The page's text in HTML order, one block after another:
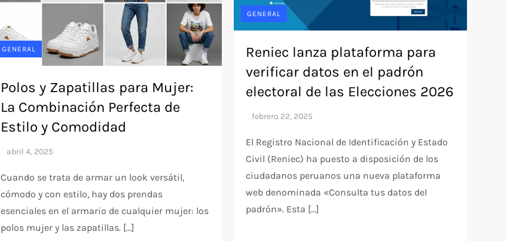
GENERAL
Polos y Zapatillas para Mujer:
La Combinación Perfecta de
Estilo y Comodidad
Cuando se trata de armar un look versátil,
cómodo y con estilo, hay dos prendas
esenciales en el armario de cualquier mujer: los
polos mujer y las zapatillas. […]
GENERAL
Reniec lanza plataforma para
verificar datos en el padrón
electoral de las Elecciones 2026
El Registro Nacional de Identificación y Estado
Civil (Reniec) ha puesto a disposición de los
ciudadanos peruanos una nueva plataforma
web denominada «Consulta tus datos del
padrón». Esta […]